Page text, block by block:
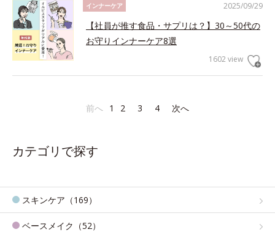
2025/09/29
インナーケア
【社員が推す食品・サプリは？】30～50代の
お守りインナーケア8選
1602 view
前へ 1 2 3 4 次へ
カテゴリで探す
スキンケア（169）
ベースメイク（52）